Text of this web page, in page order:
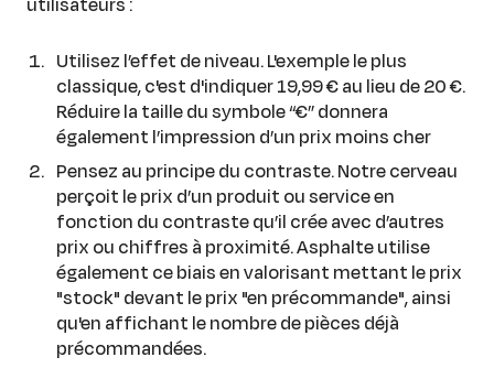
Utilisez l’effet de niveau. L'exemple le plus
classique, c'est d'indiquer 19,99 € au lieu de 20 €.
Réduire la taille du symbole “€” donnera
également l’impression d’un prix moins cher
Pensez au principe du contraste. Notre cerveau
perçoit le prix d’un produit ou service en
fonction du contraste qu’il crée avec d’autres
prix ou chiffres à proximité. Asphalte utilise
également ce biais en valorisant mettant le prix
"stock" devant le prix "en précommande", ainsi
qu'en affichant le nombre de pièces déjà
précommandées.